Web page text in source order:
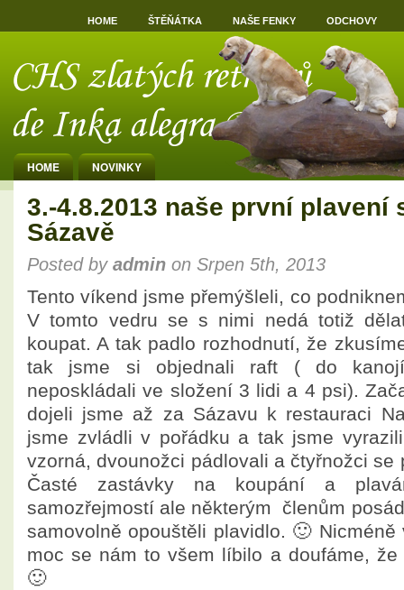
HOME ŠTĚŇÁTKA NAŠE FENKY ODCHOVY
HOME NOVINKY
3.-4.8.2013 naše první plavení
Sázavě
Posted by admin on Srpen 5th, 2013
Tento víkend jsme přemýšleli, co
V tomto vedru se s nimi nedá totiž
koupat. A tak padlo rozhodnutí, že
tak jsme si objednali raft ( do
neposkládali ve složení 3 lidi a 4 psi).
dojeli jsme až za Sázavu k restauraci
jsme zvládli v pořádku a tak jsme
vzorná, dvounožci pádlovali a čtyřnožci se
Časté zastávky na koupání a
samozřejmostí ale některým členům
samovolně opouštěli plavidlo. 🙂
moc se nám to všem líbilo a doufáme,
🙂